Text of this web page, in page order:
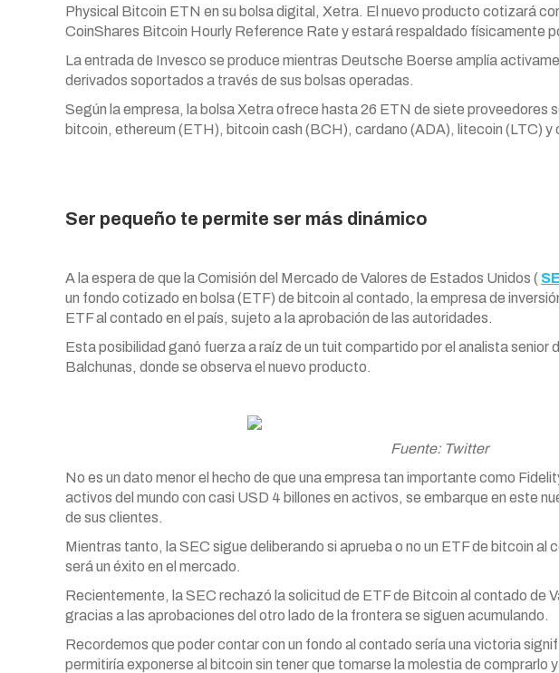
Physical Bitcoin ETN en su bolsa digital, Xetra. El nuevo producto cotizará
CoinShares Bitcoin Hourly Reference Rate y estará respaldado físicamente
La entrada de Invesco se produce mientras Deutsche Boerse amplía
derivados soportados a través de sus bolsas operadas.
Según la empresa, la bolsa Xetra ofrece hasta 26 ETN de siete proveedores
bitcoin, ethereum (ETH), bitcoin cash (BCH), cardano (ADA), litecoin (LTC) y
Ser pequeño te permite ser más dinámico
A la espera de que la Comisión del Mercado de Valores de Estados Unidos (
un fondo cotizado en bolsa (ETF) de bitcoin al contado, la empresa de
ETF al contado en el país, sujeto a la aprobación de las autoridades.
Esta posibilidad ganó fuerza a raíz de un tuit compartido por el analista senior
Balchunas, donde se observa el nuevo producto.
Fuente: Twitter
No es un dato menor el hecho de que una empresa tan importante como
activos del mundo con casi USD 4 billones en activos, se embarque en este
de sus clientes.
Mientras tanto, la SEC sigue deliberando si aprueba o no un ETF de bitcoin al
será un éxito en el mercado.
Recientemente, la SEC rechazó la solicitud de ETF de Bitcoin al contado de
gracias a las aprobaciones del otro lado de la frontera se siguen acumulando.
Recordemos que poder contar con un fondo al contado sería una victoria
permitiría exponerse al bitcoin sin tener que tomarse la molestia de comprarlo